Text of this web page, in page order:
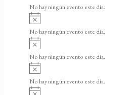
e
n
t
o
s
o
i
o
No hay ningún evento este día.
v
i
o
No hay ningún evento este día.
A
v
i
o
No hay ningún evento este día.
A
v
i
No hay ningún evento este día.